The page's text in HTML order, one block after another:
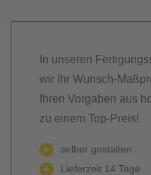
In unseren
wir Ihr Wunsch-
Ihren Vorgaben aus
zu einem Top-Preis!
selber gestalten
Lieferzeit 14 Tage